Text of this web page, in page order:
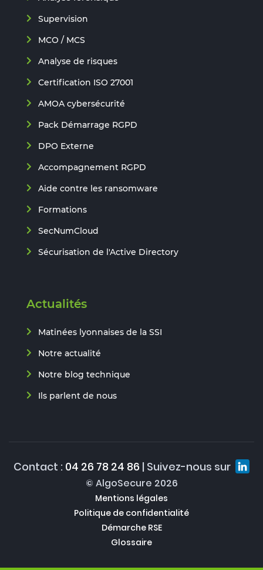
Supervision
MCO / MCS
Analyse de risques
Certification ISO 27001
AMOA cybersécurité
Pack Démarrage RGPD
DPO Externe
Accompagnement RGPD
Aide contre les ransomware
Formations
SecNumCloud
Sécurisation de l'Active Directory
Actualités
Matinées lyonnaises de la SSI
Notre actualité
Notre blog technique
Ils parlent de nous
Contact : 04 26 78 24 86 | Suivez-nous sur
© AlgoSecure 2026
Mentions légales
Politique de confidentialité
Démarche RSE
Glossaire